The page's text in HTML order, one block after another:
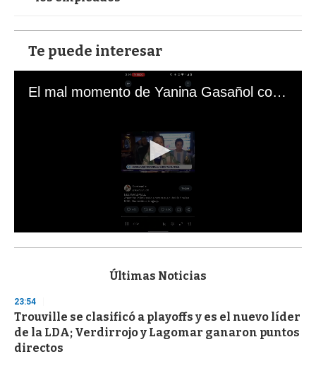
Te puede interesar
El mal momento de Yanina Gasañol con un hincha argentino en "Subrayado"
s
d
s
o
f
3
Últimas Noticias
23:54
Trouville se clasificó a playoffs y es el nuevo líder
de la LDA; Verdirrojo y Lagomar ganaron puntos
directos